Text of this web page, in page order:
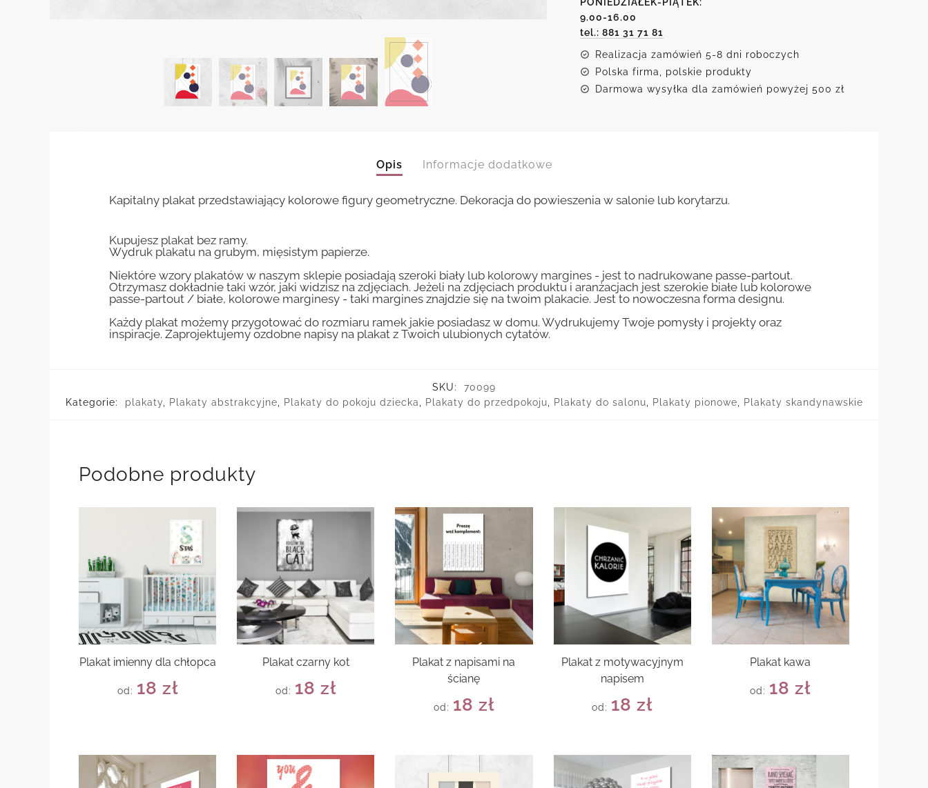
9.00-16.00
tel.: 881 31 71 81
Realizacja zamówień 5-8 dni roboczych
Polska firma, polskie produkty
Darmowa wysyłka dla zamówień powyżej 500 zł
Opis Informacje dodatkowe
Kapitalny plakat przedstawiający kolorowe figury geometryczne. Dekoracja do powieszenia w salonie lub korytarzu.
Kupujesz plakat bez ramy.
Wydruk plakatu na grubym, mięsistym papierze.
Niektóre wzory plakatów w naszym sklepie posiadają szeroki biały lub kolorowy margines - jest to nadrukowane passe-partout.
Otrzymasz dokładnie taki wzór, jaki widzisz na zdjęciach. Jeżeli na zdjęciach produktu i aranżacjach jest szerokie białe lub kolorowe
passe-partout / białe, kolorowe marginesy - taki margines znajdzie się na twoim plakacie. Jest to nowoczesna forma designu.
Każdy plakat możemy przygotować do rozmiaru ramek jakie posiadasz w domu. Wydrukujemy Twoje pomysły i projekty oraz
inspiracje. Zaprojektujemy ozdobne napisy na plakat z Twoich ulubionych cytatów.
SKU:
70099
Kategorie:
plakaty, Plakaty abstrakcyjne, Plakaty do pokoju dziecka, Plakaty do przedpokoju, Plakaty do salonu, Plakaty pionowe, Plakaty skandynawskie
Podobne produkty
Plakat imienny dla chłopca
od: 18 zł
Plakat czarny kot
od: 18 zł
Plakat z napisami na
ścianę
od: 18 zł
Plakat z motywacyjnym
napisem
od: 18zł
Plakat kawa
od: 18zł